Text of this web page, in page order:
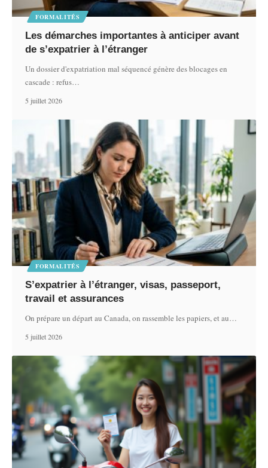
FORMALITÉS
Les démarches importantes à anticiper avant
de s’expatrier à l’étranger
Un dossier d'expatriation mal séquencé génère des blocages en
cascade : refus…
5 juillet 2026
FORMALITÉS
S’expatrier à l’étranger, visas, passeport,
travail et assurances
On prépare un départ au Canada, on rassemble les papiers, et au…
5 juillet 2026